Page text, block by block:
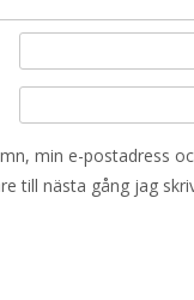
min e-postadress
till nästa gång jag